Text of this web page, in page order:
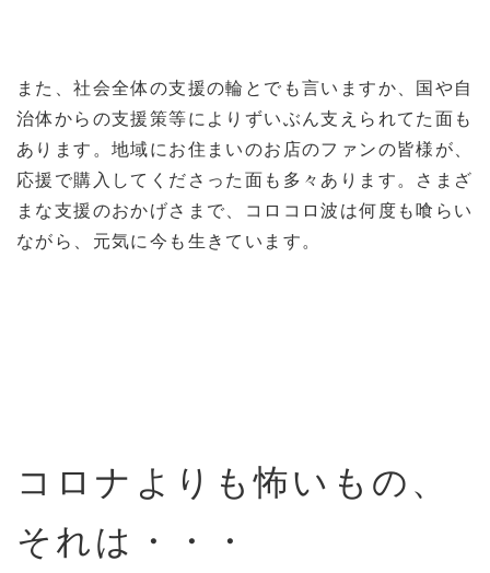
また、社会全体の支援の輪とでも言いますか、国や自
治体からの支援策等によりずいぶん支えられてた面も
あります。地域にお住まいのお店のファンの皆様が、
応援で購入してくださった面も多々あります。さまざ
まな支援のおかげさまで、コロコロ波は何度も喰らい
ながら、元気に今も生きています。
コロナよりも怖いもの、
それは・・・